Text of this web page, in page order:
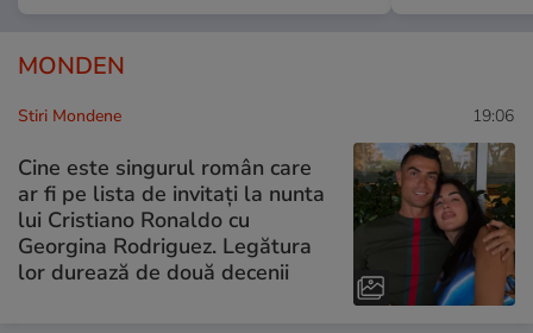
MONDEN
Stiri Mondene 19:06
Cine este singurul român care
ar fi pe lista de invitați la nunta
lui Cristiano Ronaldo cu
Georgina Rodriguez. Legătura
lor durează de două decenii